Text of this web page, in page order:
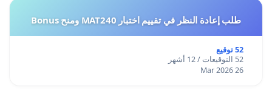
طلب إعادة النظر في تقييم اختبار MAT240 ومنح Bonus
52 توقيع
52 التوقيعات / 12 أشهر
26 Mar 2026